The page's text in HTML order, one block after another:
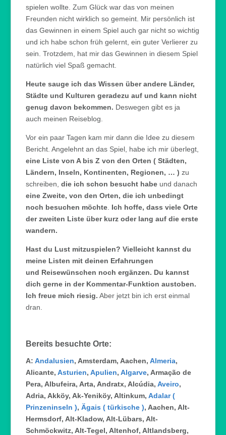
spielen wollte. Zum Glück war das von meinen
Freunden nicht wirklich so gemeint. Mir persönlich ist
das Gewinnen in einem Spiel auch gar nicht so wichtig
und ich habe schon früh gelernt, ein guter Verlierer zu
sein. Trotzdem, hat mir das Gewinnen in diesem Spiel
natürlich viel Spaß gemacht.
Heute sauge ich das Wissen über andere Länder,
Städte und Kulturen geradezu auf und kann nicht
genug davon bekommen. Deswegen gibt es ja
auch meinen Reiseblog.
Vor ein paar Tagen kam mir dann die Idee zu diesem
Bericht. Angelehnt an das Spiel, habe ich mir überlegt,
eine Liste von A bis Z von den Orten ( Städten,
Ländern, Inseln, Kontinenten, Regionen, … ) zu
schreiben, die ich schon besucht habe und danach
eine Zweite, von den Orten, die ich unbedingt
noch besuchen möchte Ich hoffe, dass viele Orte
der zweiten Liste über kurz oder lang auf die erste
wandern.
Hast du Lust mitzuspielen? Vielleicht kannst du
meine Listen mit deinen Erfahrungen
und Reisewünschen noch ergänzen. Du kannst
dich gerne in der Kommentar-Funktion austoben.
Ich freue mich riesig. Aber jetzt bin ich erst einmal
dran.
Bereits besuchte Orte:
A:Andalusien, Amsterdam, Aachen,Almeria,
Alicante,Asturien,Apulien,Algarve, Armação de
Pera, Albufeira, Arta, Andratx, Alcúdia, Aveiro,
Adria, Akköy, Ak-Yeniköy, Altinkum, Adalar (
Prinzeninseln ),Ägais ( türkische ), Aachen, Alt-
Hermsdorf, Alt-Kladow, Alt-Lübars, Alt-
Schmöckwitz, Alt-Tegel, Altenhof, Altlandsberg,